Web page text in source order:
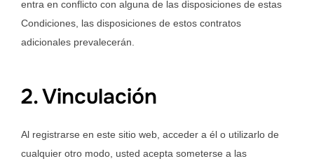
entra en conflicto con alguna de las disposiciones de estas
Condiciones, las disposiciones de estos contratos
adicionales prevalecerán.
2. Vinculación
Al registrarse en este sitio web, acceder a él o utilizarlo de
cualquier otro modo, usted acepta someterse a las